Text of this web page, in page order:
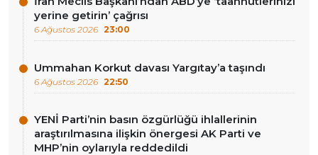
yerine getirin’ çağrısı
6 Ağustos 2026 23:00
Ummahan Korkut davası Yargıtay’a taşındı
6 Ağustos 2026 22:50
YENİ Parti’nin basın özgürlüğü ihlallerinin
araştırılmasına ilişkin önergesi AK Parti ve
MHP’nin oylarıyla reddedildi